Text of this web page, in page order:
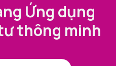
Ứng dụng
thông minh